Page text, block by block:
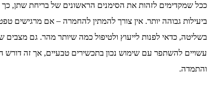
ככל שמקדימים לזהות את הסימנים הראשונים של בריחת שתן, כך
ביעילות גבוהה יותר. אין צורך להמתין להחמרה – אם מרגישים
בשליטה, כדאי לפנות לייעוץ ולטיפול כמה שיותר מהר. גם מצבים
עשויים להשתפר עם שימוש נכון בתכשירים טבעיים, אך זה
והתמדה.